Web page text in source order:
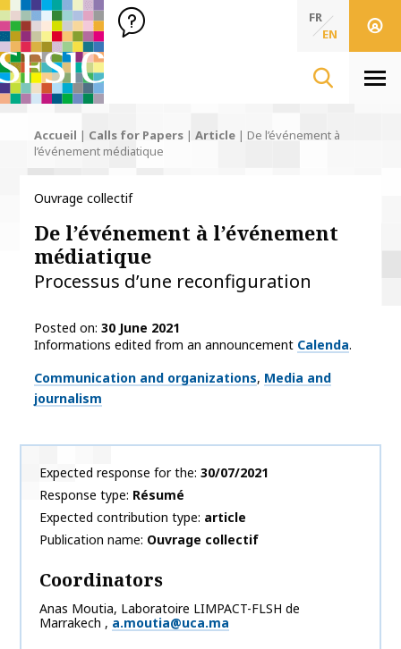
SFSIC Société Française des Sciences de l'Information & de
Société Française des Sciences de
FR
EN
Accueil | Calls for Papers | Article | De l’événement à
l’événement médiatique
Ouvrage collectif
De l’événement à l’événement
médiatique
Processus d’une reconfiguration
Posted on 30 June 2021
Informations edited from an announcement Calenda.
Thématiques
Communication and organizations Media and
journalism
Expected response for the 30/07/2021
Response type Résumé
Expected contribution type article
Publication name Ouvrage collectif
Coordinators
Anas Moutia, Laboratoire LIMPACT-FLSH de
Marrakech , a.moutia@uca.ma